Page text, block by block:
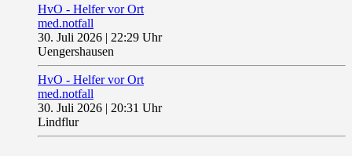
HvO - Helfer vor Ort
med.notfall
30. Juli 2026 | 22:29 Uhr
Uengershausen
HvO - Helfer vor Ort
med.notfall
30. Juli 2026 | 20:31 Uhr
Lindflur